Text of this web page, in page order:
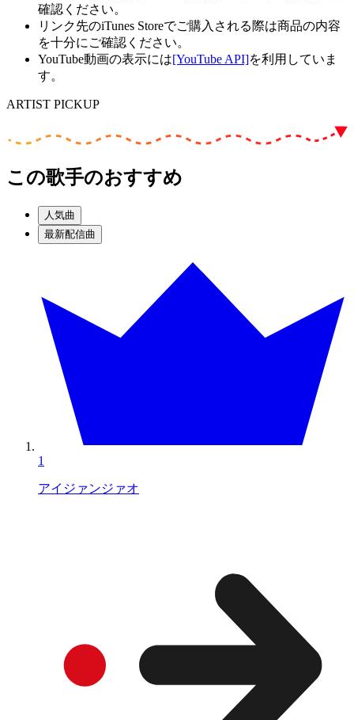
確認ください。
リンク先のiTunes Storeでご購入される際は商品の内容
を十分にご確認ください。
YouTube動画の表示には[YouTube API]を利用していま
す。
ARTIST PICKUP
この歌手のおすすめ
人気曲
最新配信曲
1
アイジァンジァオ